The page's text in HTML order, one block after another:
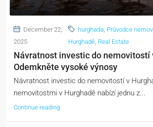
December 22,
2025
hurghada Průvodce
Hurghadě Real Estate
Návratnost investic do nemovitostí
Odemkněte vysoké výnosy
Návratnost investic do nemovitostí v
nemovitostmi v Hurghadě nabízí jednu z...
Continue reading